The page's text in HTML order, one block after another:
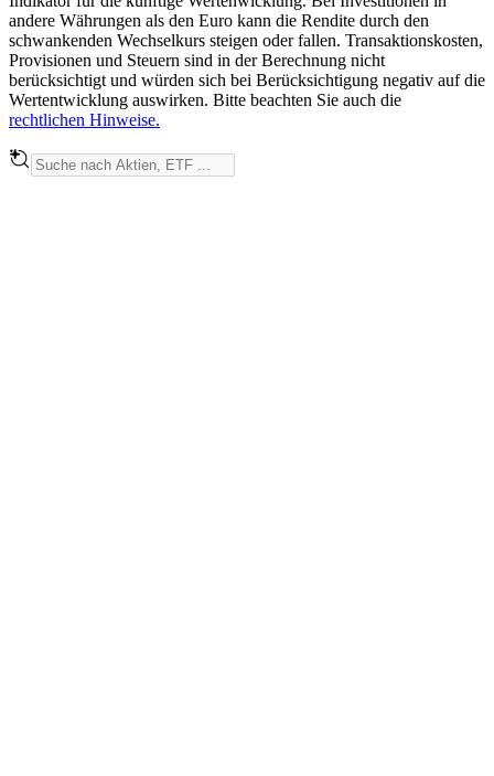
andere Währungen als den Euro kann die Rendite durch den
schwankenden Wechselkurs steigen oder fallen. Transaktionskosten,
Provisionen und Steuern sind in der Berechnung nicht
berücksichtigt und würden sich bei Berücksichtigung negativ auf die
Wertentwicklung auswirken. Bitte beachten Sie auch die
rechtlichen Hinweise.